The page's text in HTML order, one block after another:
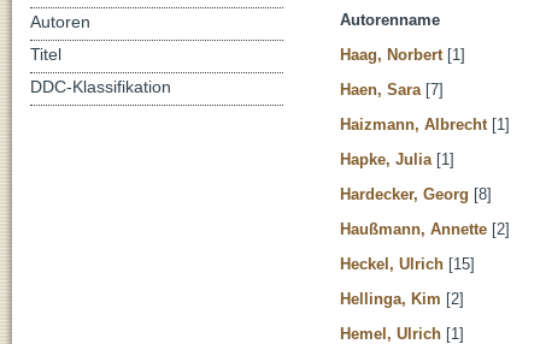
Autorenname
Haag, Norbert [1]
Haen, Sara [7]
Haizmann, Albrecht [1]
Hapke, Julia [1]
Hardecker, Georg [8]
Haußmann, Annette [2]
Heckel, Ulrich [15]
Hellinga, Kim [2]
Hemel, Ulrich [1]
Autoren
Titel
DDC-Klassifikation